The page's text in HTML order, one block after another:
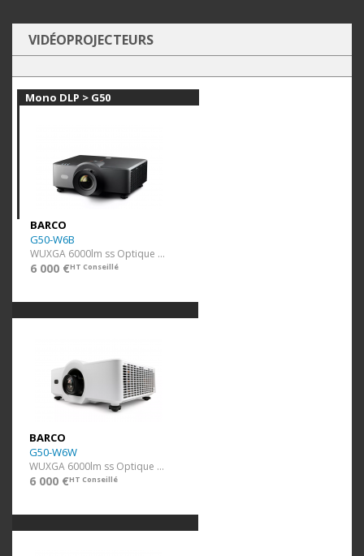
Cartes I/O
Contrôleurs
Accessoires
Fin de Série
VIDÉOPROJECTEURS
Mono DLP > G50
BARCO
G50-W6B
WUXGA 6000lm ss Optique Noir
6 000 €HT Conseillé
BARCO
G50-W6W
WUXGA 6000lm ss Optique Blanc
6 000 €HT Conseillé